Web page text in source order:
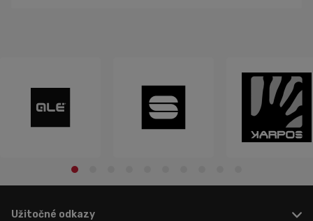
Užitočné odkazy